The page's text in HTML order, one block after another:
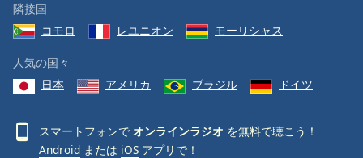
隣接国
コモロ
レユニオン モーリシャス
人気の国々
日本
アメリカ ブラジル ドイツ
スマートフォンで オンラインラジオ を無料で聴こう！
Android または iOS アプリで！